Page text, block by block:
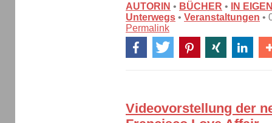
AUTORIN • BÜCHER •
IN
Unterwegs • Veranstaltungen •
Permalink
Videovorstellung der